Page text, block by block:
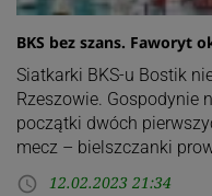
BKS bez szans. Faworyt
Siatkarki BKS-u Bostik
Rzeszowie. Gospodynie
początki dwóch
mecz – bielszczanki
access_time 12.02.2023 21:34